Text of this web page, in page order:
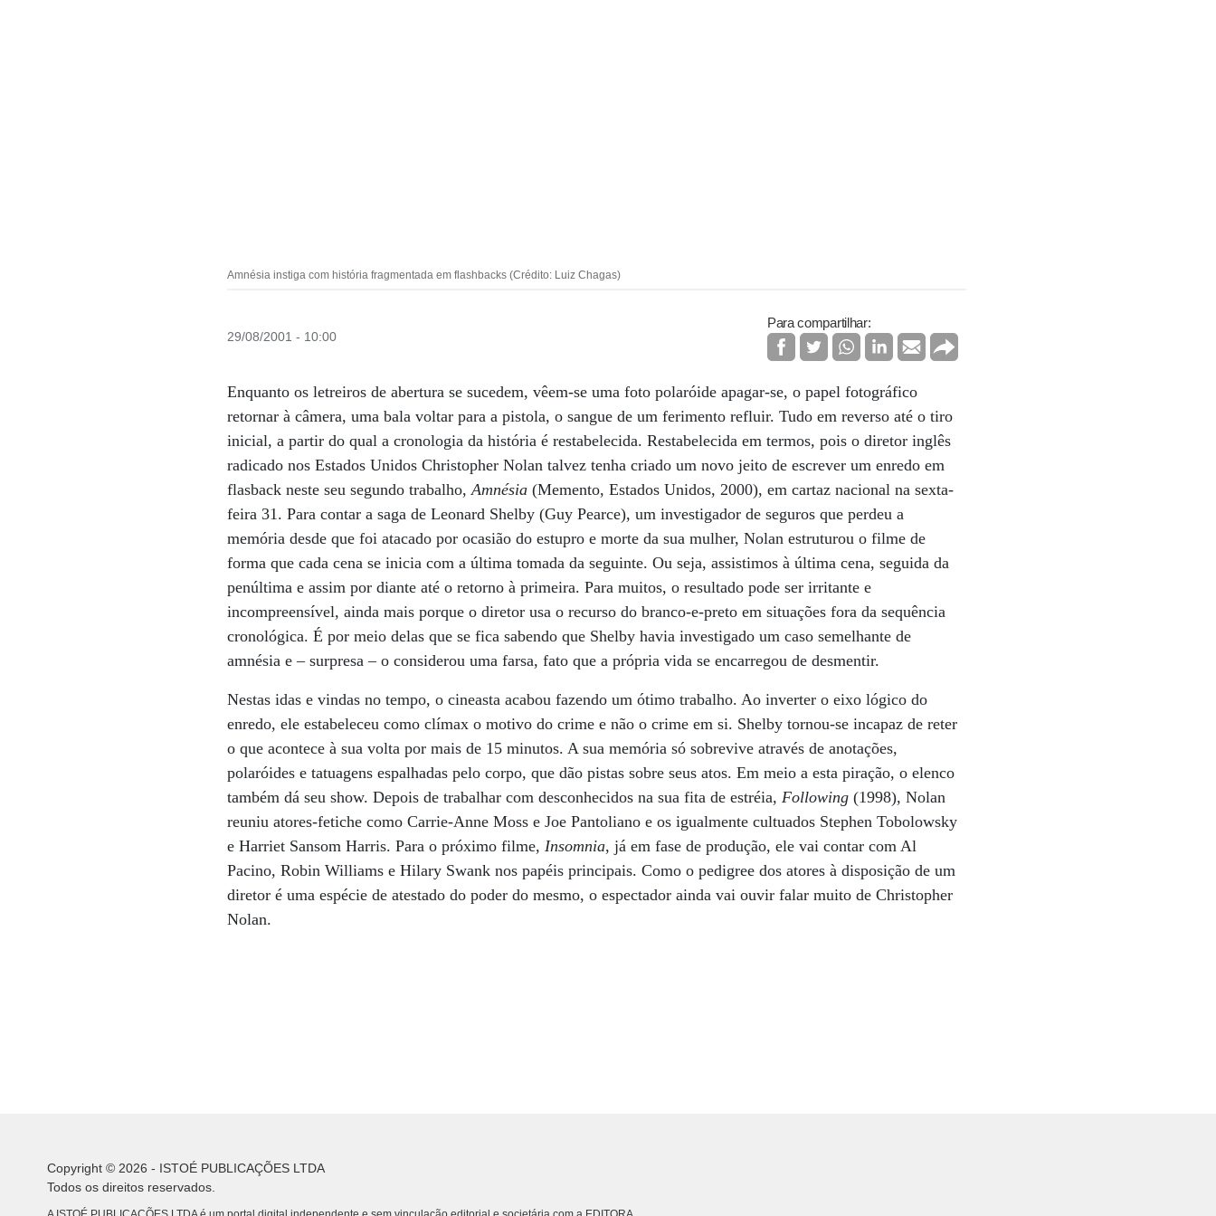
Amnésia instiga com história fragmentada em flashbacks (Crédito: Luiz Chagas)
29/08/2001 - 10:00
Para compartilhar:
Enquanto os letreiros de abertura se sucedem, vêem-se uma foto polaróide apagar-se, o papel fotográfico
retornar à câmera, uma bala voltar para a pistola, o sangue de um ferimento refluir. Tudo em reverso até o tiro
inicial, a partir do qual a cronologia da história é restabelecida. Restabelecida em termos, pois o diretor inglês
radicado nos Estados Unidos Christopher Nolan talvez tenha criado um novo jeito de escrever um enredo em
flasback neste seu segundo trabalho,Amnésia (Memento, Estados Unidos, 2000), em cartaz nacional na sexta-
feira 31. Para contar a saga de Leonard Shelby (Guy Pearce), um investigador de seguros que perdeu a
memória desde que foi atacado por ocasião do estupro e morte da sua mulher, Nolan estruturou o filme de
forma que cada cena se inicia com a última tomada da seguinte. Ou seja, assistimos à última cena, seguida da
penúltima e assim por diante até o retorno à primeira. Para muitos, o resultado pode ser irritante e
incompreensível, ainda mais porque o diretor usa o recurso do branco-e-preto em situações fora da sequência
cronológica. É por meio delas que se fica sabendo que Shelby havia investigado um caso semelhante de
amnésia e – surpresa – o considerou uma farsa, fato que a própria vida se encarregou de desmentir.
Nestas idas e vindas no tempo, o cineasta acabou fazendo um ótimo trabalho. Ao inverter o eixo lógico do
enredo, ele estabeleceu como clímax o motivo do crime e não o crime em si. Shelby tornou-se incapaz de reter
o que acontece à sua volta por mais de 15 minutos. A sua memória só sobrevive através de anotações,
polaróides e tatuagens espalhadas pelo corpo, que dão pistas sobre seus atos. Em meio a esta piração, o elenco
também dá seu show. Depois de trabalhar com desconhecidos na sua fita de estréia,Following (1998), Nolan
reuniu atores-fetiche como Carrie-Anne Moss e Joe Pantoliano e os igualmente cultuados Stephen Tobolowsky
e Harriet Sansom Harris. Para o próximo filme, Insomnia, já em fase de produção, ele vai contar com Al
Pacino, Robin Williams e Hilary Swank nos papéis principais. Como o pedigree dos atores à disposição de um
diretor é uma espécie de atestado do poder do mesmo, o espectador ainda vai ouvir falar muito de Christopher
Nolan.
Copyright © 2026 - ISTOÉ PUBLICAÇÕES LTDA
Todos os direitos reservados.